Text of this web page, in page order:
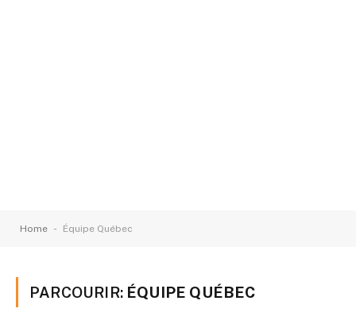
Home - Équipe Québec
PARCOURIR: ÉQUIPE QUÉBEC